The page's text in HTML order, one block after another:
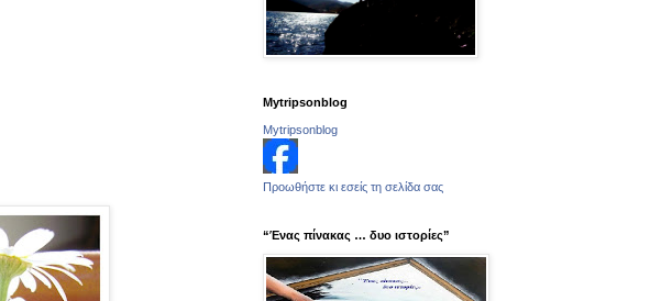
Mytripsonblog
Mytripsonblog
Προωθήστε κι εσείς τη σελίδα σας
“Ένας πίνακας … δυο ιστορίες”